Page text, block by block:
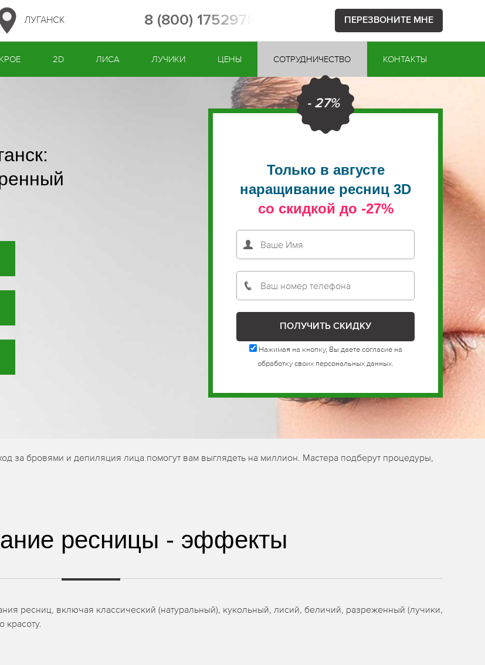
ЛУГАНСК 8 (800) 1752978 ПЕРЕЗВОНИТЕ МНЕ
2D ЛИСА ЛУЧИКИ ЦЕНЫ СОТРУДНИЧЕСТВО КОНТАКТЫ
- 27%
Только в августе
наращивание ресниц 3D
со скидкой до -27%
Нажимая на кнопку, Вы даете согласие на
обработку своих персональных данных.
за бровями и депиляция лица помогут вам выглядеть на миллион. Мастера подберут процедуры,
ресницы - эффекты
ресниц, включая классический (натуральный), кукольный, лисий, беличий, разреженный (лучики,
красоту.